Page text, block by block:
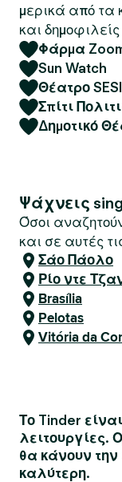
μερικά από τα
και
Φάρμα
Sun Watch
Θέατρο SESI
Σπίτι
Δημοτικό
Ψάχνεις
Όσοι
και σε αυτές
Σάο Πάολο
Ρίο ντε
Brasília
Pelotas
Vitória da
Το Tinder
λειτουργίες.
θα κάνουν την
καλύτερη.